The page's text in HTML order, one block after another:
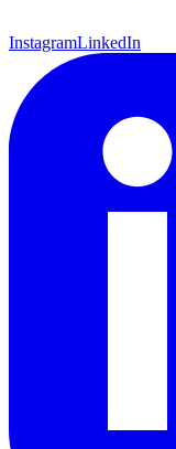
InstagramLinkedIn